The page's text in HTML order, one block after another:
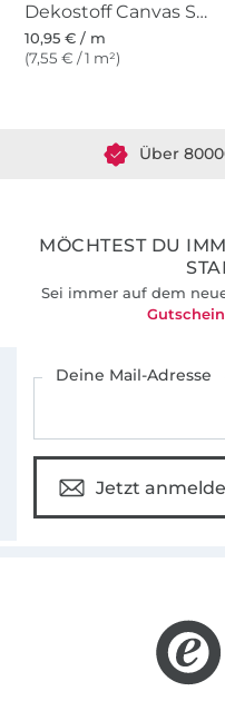
Dekostoff Canvas Stoff uni, taubenblau
10,95 € / m
(7,55 € / 1 m²)
Über
MÖCHTEST DU
Sei immer auf dem
Gutschein
Deine Mail-Adresse
Jetzt